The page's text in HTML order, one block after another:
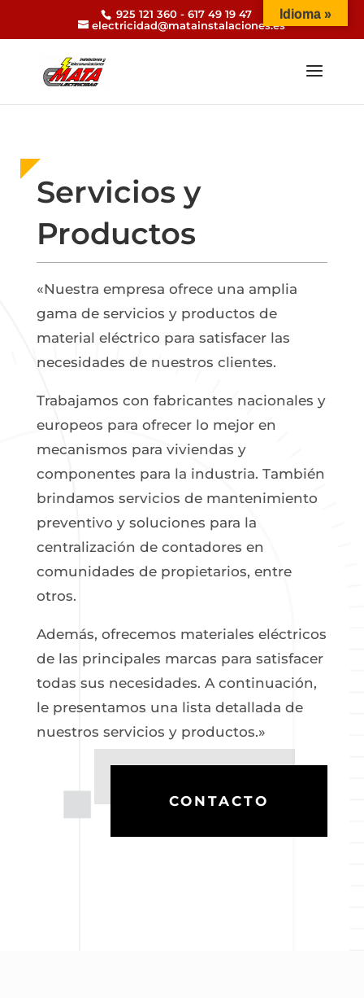
925 121 360 - 617 49 19 47
electricidad@matainstalaciones.es
Servicios y
Productos
«Nuestra empresa ofrece una amplia
gama de servicios y productos de
material eléctrico para satisfacer las
necesidades de nuestros clientes.
Trabajamos con fabricantes nacionales y
europeos para ofrecer lo mejor en
mecanismos para viviendas y
componentes para la industria. También
brindamos servicios de mantenimiento
preventivo y soluciones para la
centralización de contadores en
comunidades de propietarios, entre
otros.
Además, ofrecemos materiales eléctricos
de las principales marcas para satisfacer
todas sus necesidades. A continuación,
le presentamos una lista detallada de
nuestros servicios y productos.»
CONTACTO
Idioma »